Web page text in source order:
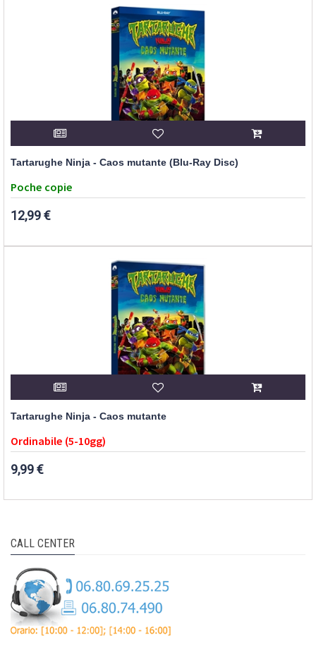
Tartarughe Ninja - Caos mutante (Blu-Ray Disc)
Poche copie
12,99 €
Tartarughe Ninja - Caos mutante
Ordinabile (5-10gg)
9,99 €
CALL CENTER